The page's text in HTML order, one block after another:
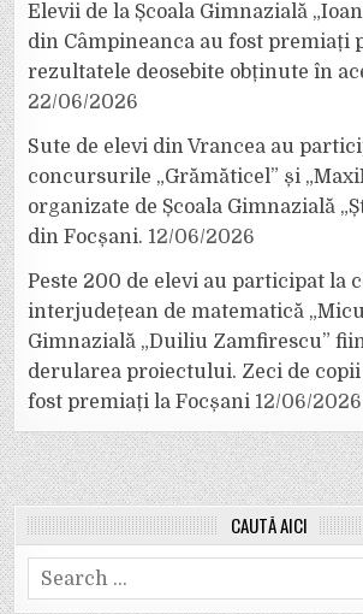
Elevii de la Școala Gimnazială
din Câmpineanca au fost premiați
rezultatele deosebite obținute în
22/06/2026
Sute de elevi din Vrancea au
concursurile „Grămăticel” și
organizate de Școala Gimnazială
din Focșani. 12/06/2026
Peste 200 de elevi au participat la
interjudețean de matematică
Gimnazială „Duiliu Zamfirescu”
derularea proiectului. Zeci de
fost premiați la Focșani 12/06/2026
CAUTĂ AICI
Search
for: